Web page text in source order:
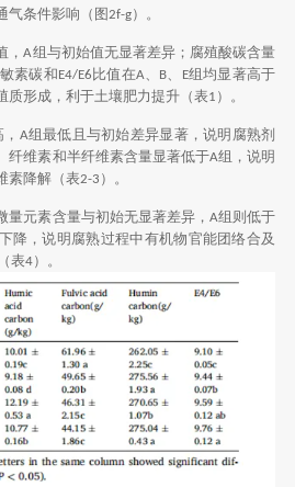
气条件影响（图2f-g）。
，A组与初始值无显著差异；腐殖酸碳含量
素碳和E4/E6比值在A B E组均显著高于
质形成，利于土壤肥力提升（表1 ）。
A组最低且与初始差异显著，说明腐熟剂
纤维素和半纤维素含量显著低于A组，说明
素降解（表2-3 ）。
元素含量与初始无显著差异， A组则低于
降，说明腐熟过程中有机物官能团络合及
表4）。